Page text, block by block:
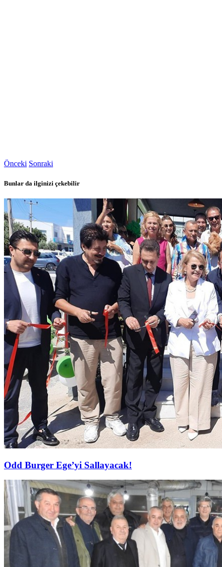
Önceki Sonraki
Bunlar da ilginizi çekebilir
Odd Burger Ege’yi Sallayacak!